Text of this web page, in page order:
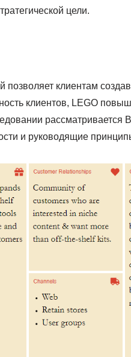
цели.
клиентам
клиентов, LEGO
рассматривается
и руководящие